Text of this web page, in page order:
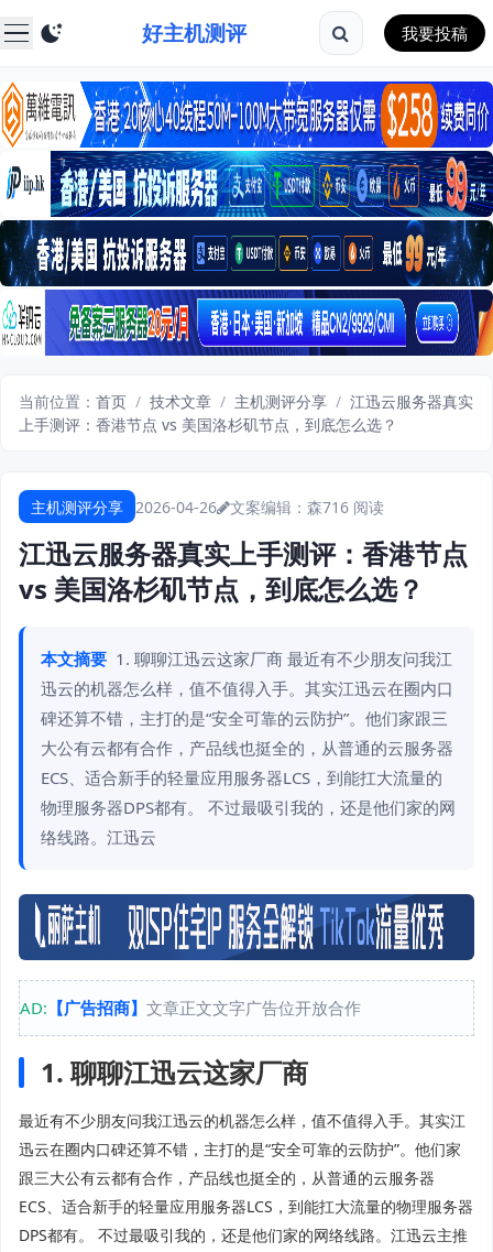
好主机测评 我要投稿
当前位置： 首页 / 技术文章 / 主机测评分享 / 江迅云服务器真实
上手测评：香港节点 vs 美国洛杉矶节点，到底怎么选？
主机测评分享 2026-04-26 文案编辑：森716 阅读
江迅云服务器真实上手测评：香港节点
vs 美国洛杉矶节点，到底怎么选？
本文摘要 1. 聊聊江迅云这家厂商 最近有不少朋友问我江
迅云的机器怎么样，值不值得入手。其实江迅云在圈内口
碑还算不错，主打的是“安全可靠的云防护”。他们家跟三
大公有云都有合作，产品线也挺全的，从普通的云服务器
ECS、适合新手的轻量应用服务器LCS，到能扛大流量的
物理服务器DPS都有。 不过最吸引我的，还是他们家的网
络线路。江迅云
AD: 【广告招商】 文章正文文字广告位开放合作
1. 聊聊江迅云这家厂商
最近有不少朋友问我江迅云的机器怎么样，值不值得入手。其实江
迅云在圈内口碑还算不错，主打的是“安全可靠的云防护”。他们家
跟三大公有云都有合作，产品线也挺全的，从普通的云服务器
ECS、适合新手的轻量应用服务器LCS，到能扛大流量的物理服务器
DPS都有。 不过最吸引我的，还是他们家的网络线路。江迅云主推